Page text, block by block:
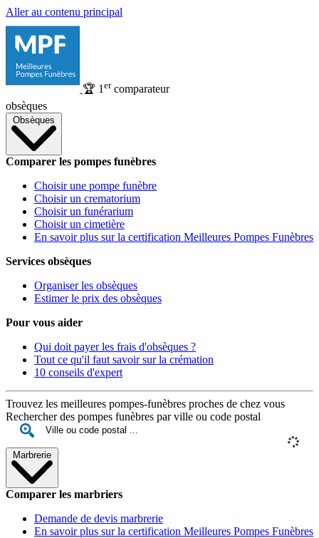
Aller au contenu principal
🏆 1 ercomparateur
obsèques
Obsèques
Comparer les pompes funèbres
Choisir une pompe funèbre
Choisir un crematorium
Choisir un funérarium
Choisir un cimetière
En savoir plus sur la certification Meilleures Pompes Funèbres
Services obsèques
Organiser les obsèques
Estimer le prix des obsèques
Pour vous aider
Qui doit payer les frais d'obsèques ?
Tout ce qu'il faut savoir sur la crémation
10 conseils d'expert
Trouvez les meilleures pompes-funèbres proches de chez vous
Rechercher des pompes funèbres par ville ou code postal
Marbrerie
Comparer les marbriers
Demande de devis marbrerie
En savoir plus sur la certification Meilleures Pompes Funèbres